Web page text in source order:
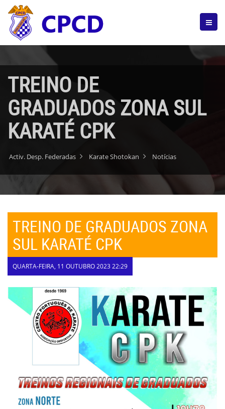
TREINO DE
GRADUADOS ZONA SUL
KARATÉ CPK
Activ. Desp. Federadas Karate Shotokan Notícias
TREINO DE GRADUADOS ZONA
SUL KARATÉ CPK
QUARTA-FEIRA, 11 OUTUBRO 2023 22:29